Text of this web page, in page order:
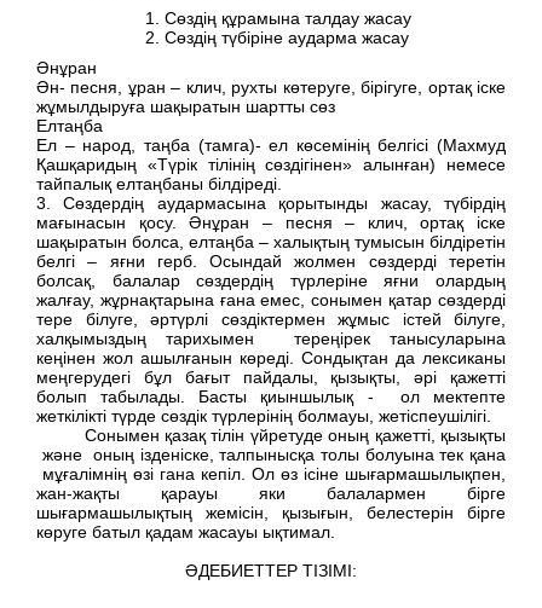
Сөздің құрамына талдау жасау
Сөздің түбіріне аударма жасау
Әнұран
Ән- песня, ұран – клич, рухты көтеруге, бірігуге, ортақ іске
жұмылдыруға шақыратын шартты сөз
Елтаңба
Ел – народ, таңба (тамга)- ел көсемінің белгісі (Махмуд
Қашқаридың «Түрік тілінің сөздігінен» алынған) немесе
тайпалық елтаңбаны білдіреді.
3. Сөздердің аудармасына қорытынды жасау, түбірдің
мағынасын қосу. Әнұран – песня – клич, ортақ іске
шақыратын болса, елтаңба – халықтың тумысын білдіретін
белгі – яғни герб. Осындай жолмен сөздерді теретін
болсақ, балалар сөздердің түрлеріне яғни олардың
жалғау, жұрнақтарына ғана емес, сонымен қатар сөздерді
тере білуге, әртүрлі сөздіктермен жұмыс істей білуге,
халқымыздың тарихымен тереңірек танысуларына
кеңінен жол ашылғанын көреді. Сондықтан да лексиканы
меңгерудегі бұл бағыт пайдалы, қызықты, әрі қажетті
болып табылады. Басты қиыншылық - ол мектепте
жеткілікті түрде сөздік түрлерінің болмауы, жетіспеушілігі.
Сонымен қазақ тілін үйретуде оның қажетті, қызықты
және оның ізденіске, талпынысқа толы болуына тек қана
мұғалімнің өзі гана кепіл. Ол өз ісіне шығармашылықпен,
жан-жақты қарауы яки балалармен бірге
шығармашылықтың жемісін, қызығын, белестерін бірге
көруге батыл қадам жасауы ықтимал.
ӘДЕБИЕТТЕР ТІЗІМІ: